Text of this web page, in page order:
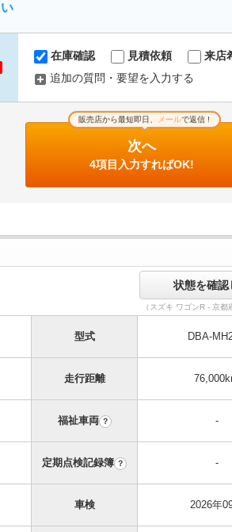
在庫確認 見積依頼 来店
追加の質問・要望を入力する
次へ
4項目入力すればOK!
販売店から最短即日、メールで返信 !
（スズキ ワゴンR - 京都
型式 DBA-
走行距離
福祉車両 ？ -
定期点検記録簿 ？ -
車検 2026年